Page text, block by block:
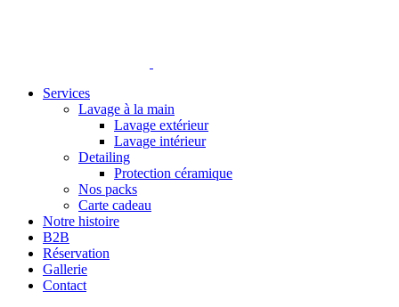
Services
Lavage à la main
Lavage extérieur
Lavage intérieur
Detailing
Protection céramique
Nos packs
Carte cadeau
Notre histoire
B2B
Réservation
Gallerie
Contact